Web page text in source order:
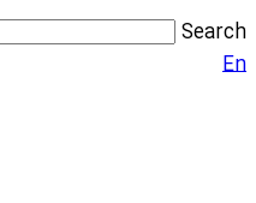
Search
En